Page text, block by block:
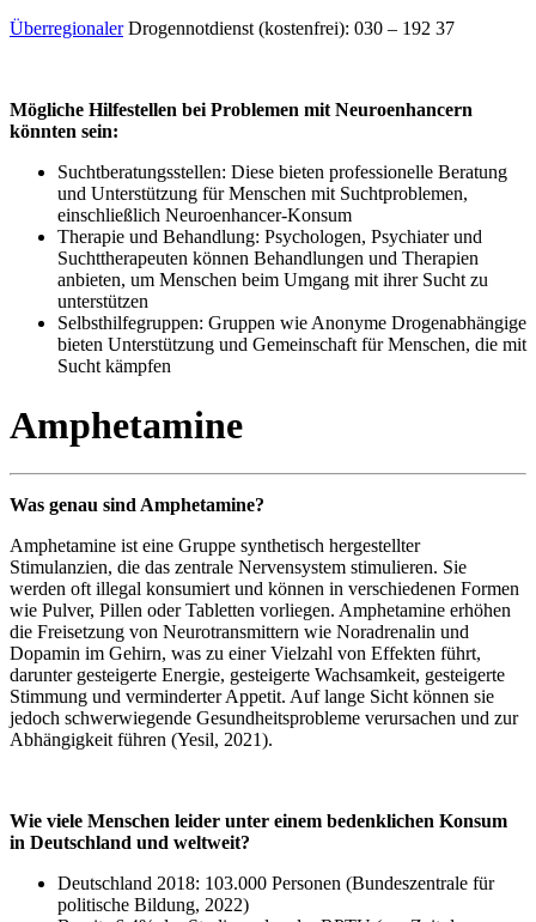
ÜberregionalerDrogennotdienst (kostenfrei): 030 – 192 37
Mögliche Hilfestellen bei Problemen mit Neuroenhancern
könnten sein:
Suchtberatungsstellen: Diese bieten professionelle Beratung
und Unterstützung für Menschen mit Suchtproblemen,
einschließlich Neuroenhancer-Konsum
Therapie und Behandlung: Psychologen, Psychiater und
Suchttherapeuten können Behandlungen und Therapien
anbieten, um Menschen beim Umgang mit ihrer Sucht zu
unterstützen
Selbsthilfegruppen: Gruppen wie Anonyme Drogenabhängige
bieten Unterstützung und Gemeinschaft für Menschen, die mit
Sucht kämpfen
Amphetamine
Was genau sind Amphetamine?
Amphetamine ist eine Gruppe synthetisch hergestellter
Stimulanzien, die das zentrale Nervensystem stimulieren. Sie
werden oft illegal konsumiert und können in verschiedenen Formen
wie Pulver, Pillen oder Tabletten vorliegen. Amphetamine erhöhen
die Freisetzung von Neurotransmittern wie Noradrenalin und
Dopamin im Gehirn, was zu einer Vielzahl von Effekten führt,
darunter gesteigerte Energie, gesteigerte Wachsamkeit, gesteigerte
Stimmung und verminderter Appetit. Auf lange Sicht können sie
jedoch schwerwiegende Gesundheitsprobleme verursachen und zur
Abhängigkeit führen (Yesil, 2021).
Wie viele Menschen leider unter einem bedenklichen Konsum
in Deutschland und weltweit?
Deutschland 2018: 103.000 Personen (Bundeszentrale für
politische Bildung, 2022)